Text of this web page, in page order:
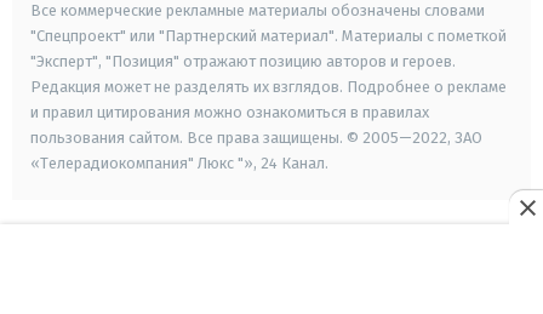
Все коммерческие рекламные материалы обозначены словами
"Спецпроект" или "Партнерский материал". Материалы с пометкой
"Эксперт", "Позиция" отражают позицию авторов и героев.
Редакция может не разделять их взглядов. Подробнее о рекламе
и правил цитирования можно ознакомиться в правилах
пользования сайтом. Все права защищены. © 2005—2022, ЗАО
«Телерадиокомпания" Люкс "», 24 Канал.